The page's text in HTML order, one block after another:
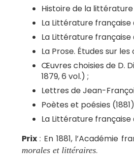
Histoire de la littérature
La Littérature française
La Littérature française
La Prose. Études sur
Œuvres choisies de D.
1879, 6 vol.) ;
Lettres de Jean-
Poètes et poésies
La Littérature française
Prix: En 1881, l’Académie
morales et littéraires.